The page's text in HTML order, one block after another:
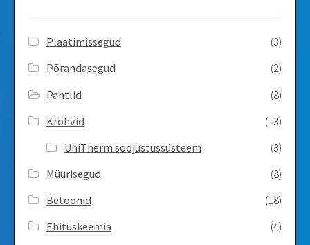
Plaatimissegud
(3)
Põrandasegud
(2)
Pahtlid
(8)
Krohvid
(13)
UniTherm soojustussüsteem
(3)
Müürisegud
(8)
Betoonid
(18)
Ehituskeemia
(4)